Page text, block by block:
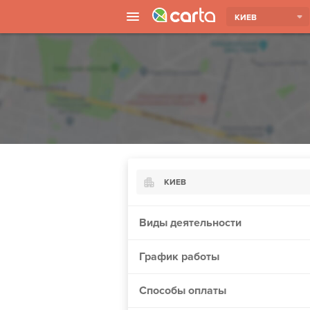
КИЕВ
КИЕВ
Борисполь
Виды деятельности
График работы
Способы оплаты